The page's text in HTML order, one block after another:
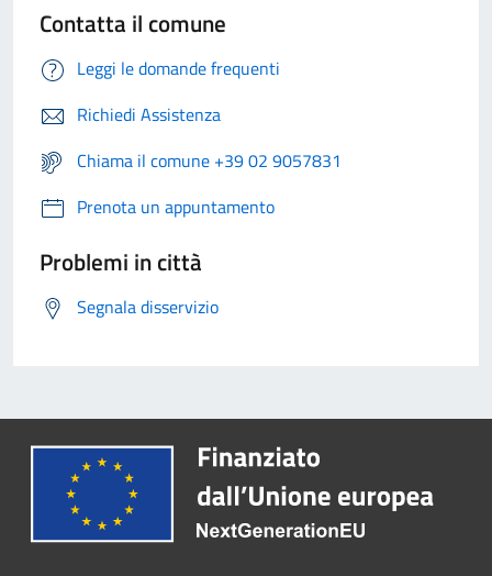
Contatta il comune
Leggi le domande frequenti
Richiedi Assistenza
Chiama il comune +39 02 9057831
Prenota un appuntamento
Problemi in città
Segnala disservizio